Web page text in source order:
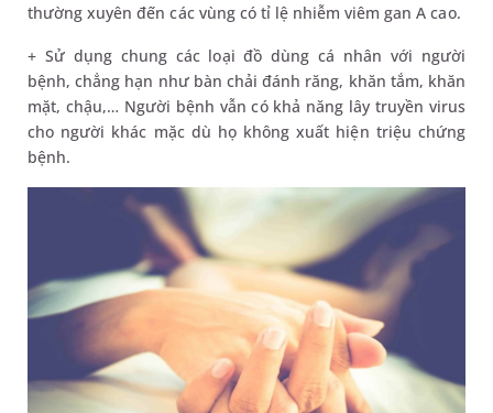
thường xuyên đến các vùng có tỉ lệ nhiễm viêm gan A cao.
+ Sử dụng chung các loại đồ dùng cá nhân với người
bệnh, chẳng hạn như bàn chải đánh răng, khăn tắm, khăn
mặt, chậu,… Người bệnh vẫn có khả năng lây truyền virus
cho người khác mặc dù họ không xuất hiện triệu chứng
bệnh.